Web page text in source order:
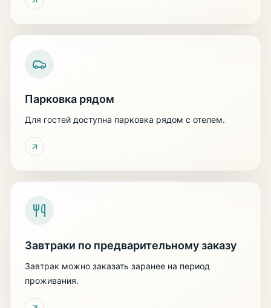
Парковка рядом
Для гостей доступна парковка рядом с отелем.
Завтраки по предварительному заказу
Завтрак можно заказать заранее на период
проживания.